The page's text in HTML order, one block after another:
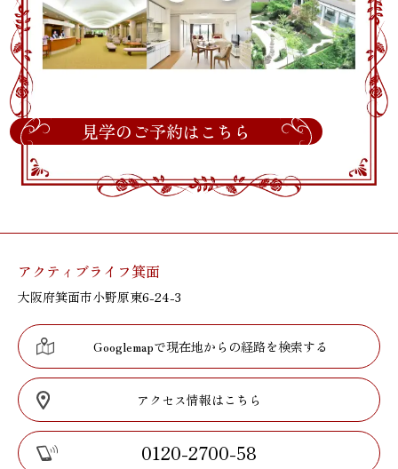
見学のご予約はこちら
アクティブライフ箕面
大阪府箕面市小野原東6-24-3
Googlemapで現在地からの経路を検索する
アクセス情報はこちら
0120-2700-58